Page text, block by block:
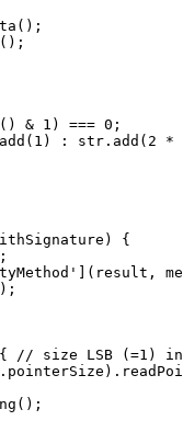
& 1) === 0;
: str.add(2
{
// size LSB (=1)